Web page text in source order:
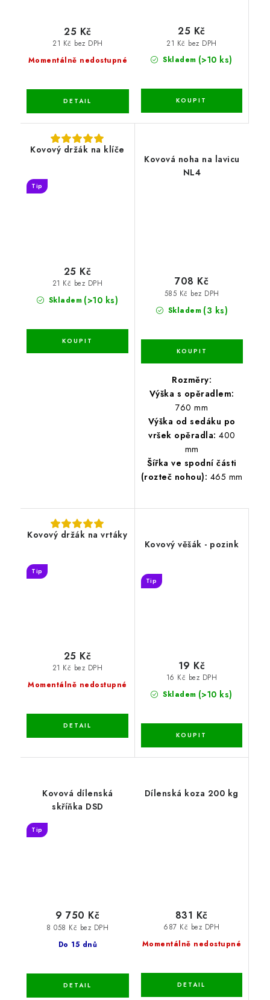
Momentálně nedostupné
21 Kč bez DPH
25 Kč
Skladem (>10 ks)
21 Kč bez DPH
25 Kč
Kovový držák na klíče
Tip
Skladem (>10 ks)
21 Kč bez DPH
25 Kč
Kovová noha na lavicu
NL4
Skladem (3 ks)
585 Kč bez DPH
708 Kč
Rozměry:
Výška s opěradlem:
760 mm
Výška od sedáku po
vršek opěradla: 400
mm
Šířka ve spodní části
(rozteč nohou): 465 mm
Kovový držák na vrtáky
Tip
Momentálně nedostupné
21 Kč bez DPH
25 Kč
Kovový věšák - pozink
Tip
Skladem (>10 ks)
16 Kč bez DPH
19 Kč
Kovová dílenská
skříňka DSD
Tip
Do 15 dnů
8 058 Kč bez DPH
9 750 Kč
Dílenská koza 200 kg
Momentálně nedostupné
687 Kč bez DPH
831 Kč